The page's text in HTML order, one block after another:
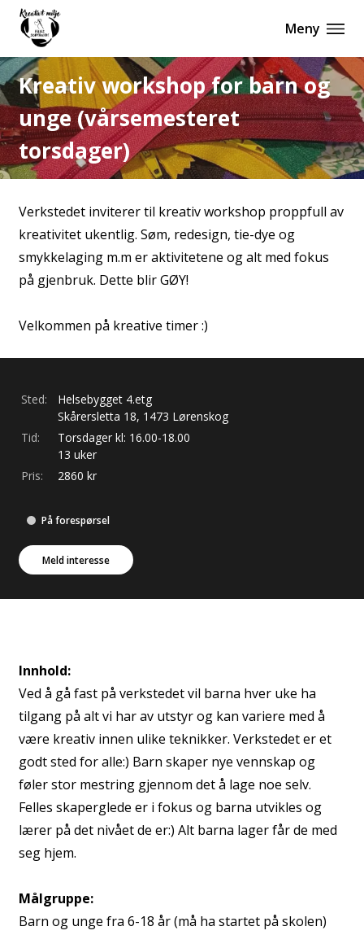
Meny
Kreativ workshop for barn og
unge (vårsemesteret
torsdager)
Verkstedet inviterer til kreativ workshop proppfull av
kreativitet ukentlig. Søm, redesign, tie-dye og
smykkelaging m.m er aktivitetene og alt med fokus
på gjenbruk. Dette blir GØY!
Velkommen på kreative timer :)
Sted:
Helsebygget 4.etg
Skårersletta 18, 1473 Lørenskog
Tid:
Torsdager kl: 16.00-18.00
13 uker
Pris:
2860 kr
På forespørsel
Meld interesse
Innhold:
Ved å gå fast på verkstedet vil barna hver uke ha
tilgang på alt vi har av utstyr og kan variere med å
være kreativ innen ulike teknikker. Verkstedet er et
godt sted for alle:) Barn skaper nye vennskap og
føler stor mestring gjennom det å lage noe selv.
Felles skaperglede er i fokus og barna utvikles og
lærer på det nivået de er:) Alt barna lager får de med
seg hjem.
Målgruppe:
Barn og unge fra 6-18 år (må ha startet på skolen)